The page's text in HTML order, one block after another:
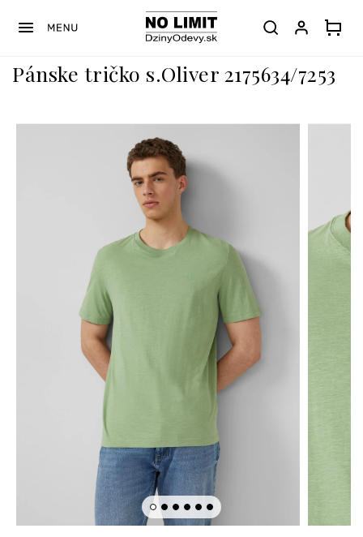
Pánske tričko s.Oliver 2175634/7253